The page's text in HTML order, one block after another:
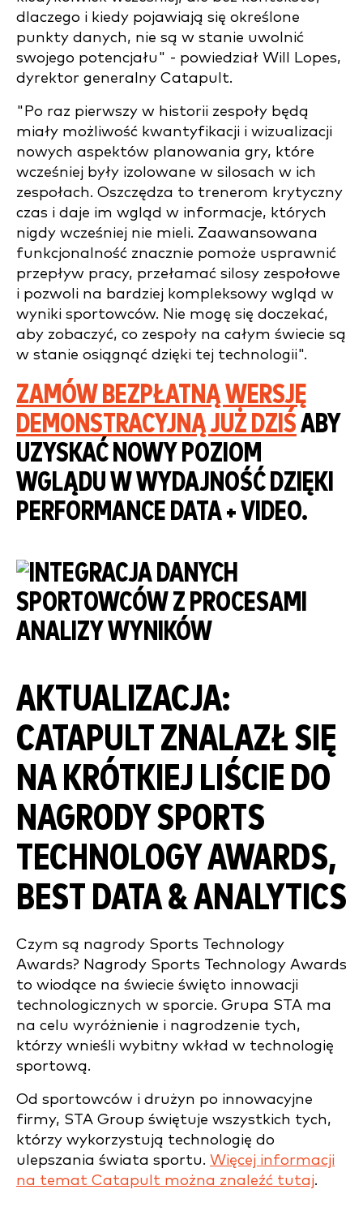
dlaczego i kiedy pojawiają się określone
punkty danych, nie są w stanie uwolnić
swojego potencjału" - powiedział Will Lopes,
dyrektor generalny Catapult.
"Po raz pierwszy w historii zespoły będą
miały możliwość kwantyfikacji i wizualizacji
nowych aspektów planowania gry, które
wcześniej były izolowane w silosach w ich
zespołach. Oszczędza to trenerom krytyczny
czas i daje im wgląd w informacje, których
nigdy wcześniej nie mieli. Zaawansowana
funkcjonalność znacznie pomoże usprawnić
przepływ pracy, przełamać silosy zespołowe
i pozwoli na bardziej kompleksowy wgląd w
wyniki sportowców. Nie mogę się doczekać,
aby zobaczyć, co zespoły na całym świecie są
w stanie osiągnąć dzięki tej technologii".
ZAMÓW BEZPŁATNĄ WERSJĘ
DEMONSTRACYJNĄ JUŻ DZIŚABY
UZYSKAĆ NOWY POZIOM
WGLĄDU W WYDAJNOŚĆ DZIĘKI
PERFORMANCE DATA + VIDEO.
AKTUALIZACJA:
CATAPULT ZNALAZŁ SIĘ
NA KRÓTKIEJ LIŚCIE DO
NAGRODY SPORTS
TECHNOLOGY AWARDS,
BEST DATA & ANALYTICS
Czym są nagrody Sports Technology
Awards? Nagrody Sports Technology Awards
to wiodące na świecie święto innowacji
technologicznych w sporcie. Grupa STA ma
na celu wyróżnienie i nagrodzenie tych,
którzy wnieśli wybitny wkład w technologię
sportową.
Od sportowców i drużyn po innowacyjne
firmy, STA Group świętuje wszystkich tych,
którzy wykorzystują technologię do
ulepszania świata sportu. Więcej informacji
na temat Catapult można znaleźć tutaj.